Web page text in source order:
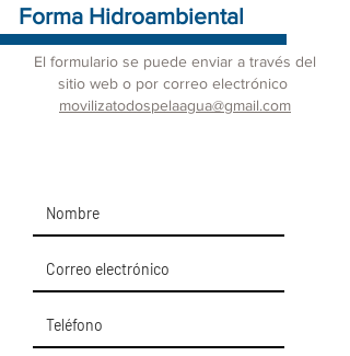
Forma Hidroambiental
El formulario se puede enviar a través del
sitio web o por correo electrónico
movilizatodospelaagua@gmail.com